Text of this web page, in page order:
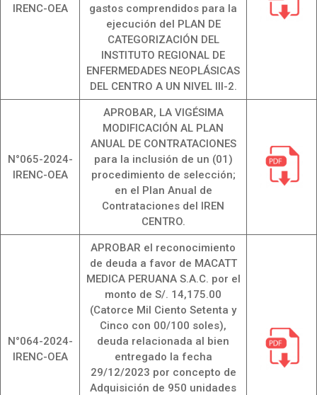
IRENC-OEA
gastos comprendidos para la
ejecución del PLAN DE
CATEGORIZACIÓN DEL
INSTITUTO REGIONAL DE
ENFERMEDADES NEOPLÁSICAS
DEL CENTRO A UN NIVEL III-2.
N°065-2024-
IRENC-OEA
APROBAR, LA VIGÉSIMA
MODIFICACIÓN AL PLAN
ANUAL DE CONTRATACIONES
para la inclusión de un (01)
procedimiento de selección;
en el Plan Anual de
Contrataciones del IREN
CENTRO.
N°064-2024-
IRENC-OEA
APROBAR el reconocimiento
de deuda a favor de MACATT
MEDICA PERUANA S.A.C. por el
monto de S/. 14,175.00
(Catorce Mil Ciento Setenta y
Cinco con 00/100 soles),
deuda relacionada al bien
entregado la fecha
29/12/2023 por concepto de
Adquisición de 950 unidades